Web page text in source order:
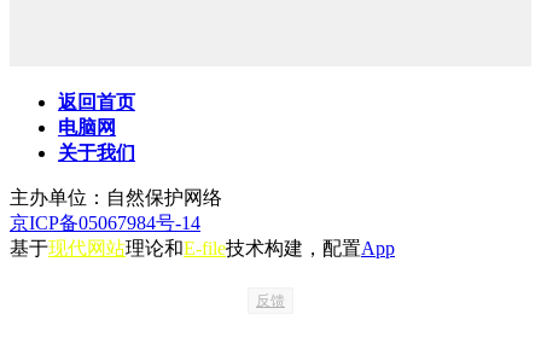
返回首页
电脑网
关于我们
主办单位：自然保护网络
京ICP备05067984号-14
基于现代网站理论和E-file技术构建，配置App
反馈